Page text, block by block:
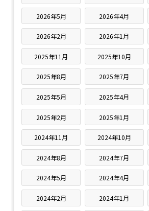
2026年5月 2026年4月
2026年2月 2026年1月
2025年11月 2025年10月
2025年8月 2025年7月
2025年5月 2025年4月
2025年2月 2025年1月
2024年11月 2024年10月
2024年8月 2024年7月
2024年5月 2024年4月
2024年2月 2024年1月